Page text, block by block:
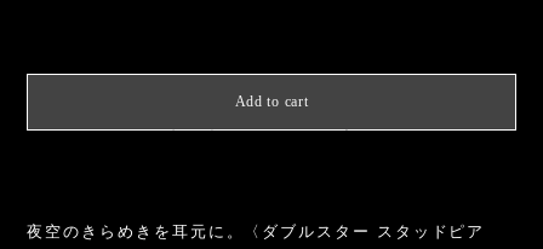
Add to cart
夜空のきらめきを耳元に。〈ダブルスター スタッドピア